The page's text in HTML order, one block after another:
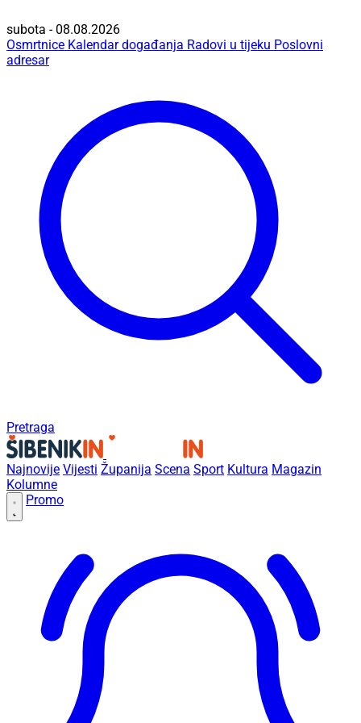
subota - 08.08.2026
Osmrtnice Kalendar događanja Radovi u tijeku Poslovni
adresar
Pretraga
Najnovije Vijesti Županija Scena Sport Kultura Magazin
Kolumne
Promo